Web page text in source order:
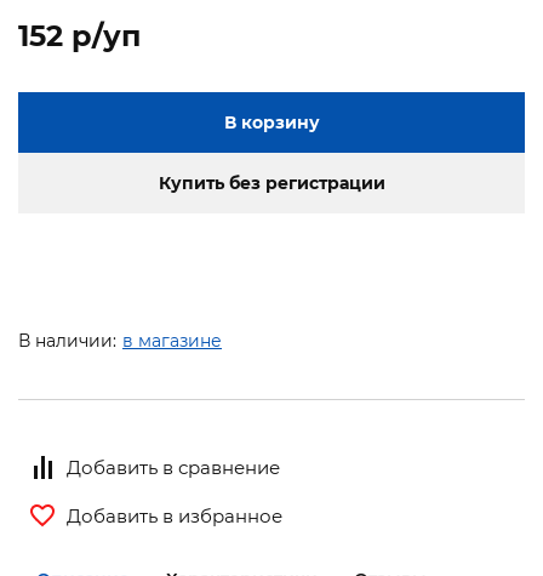
152 p/уп
В корзину
Купить без регистрации
В наличии: в магазине
Добавить в сравнение
Добавить в избранное